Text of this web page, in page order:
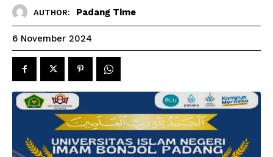
AUTHOR: Padang Time
6 November 2024